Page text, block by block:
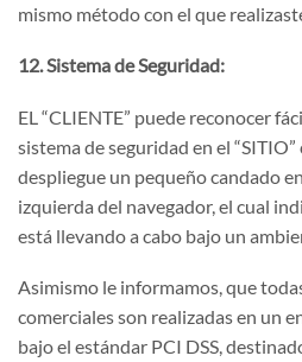
mismo método con el que
12. Sistema de Seguridad:
EL “CLIENTE” puede reconocer
sistema de seguridad en el
despliegue un pequeño candado
izquierda del navegador, el cual
está llevando a cabo bajo un
Asimismo le informamos, que
comerciales son realizadas en un
bajo el estándar PCI DSS,